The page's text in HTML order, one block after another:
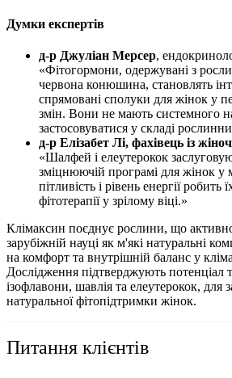
Думки експертів
д-р Джуліан Мерсер,
«Фітогормони, одержувані з
червона конюшина, становлять
спрямовані сполуки для жінок у
змін. Вони не мають системного
застосовуватися у складі
д-р Елізабет Лі, фахівець із
«Шалфей і елеутерокок
зміцнюючій програмі для жінок у
пітливість і рівень енергії
фітотерапії у зрілому віці.»
Клімаксин поєднує рослини, що
зарубіжній науці як м'які натуральні
на комфорт та внутрішній баланс у
Дослідження підтверджують потенціал
ізофлавони, шавлія та елеутерокок, для
натуральної фітопідтримки жінок.
Питання клієнтів